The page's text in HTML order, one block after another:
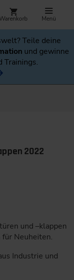
Menü
Teile deine
und gewinne
Trainings.
2022
und –klappen
Neuheiten.
Industrie und